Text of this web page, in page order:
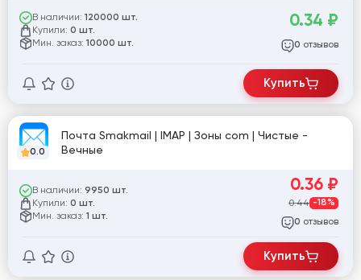
В наличии: 120000 шт.
Купили: 0 шт.
Мин. заказ: 10000 шт.
0.34 ₽
0 отзывов
Купить
0.0
Почта Smakmail | IMAP | Зоны com | Чистые -
Вечные
В наличии: 9950 шт.
Купили: 0 шт.
Мин. заказ: 1 шт.
0.36 ₽
0.44 -18%
0 отзывов
Купить